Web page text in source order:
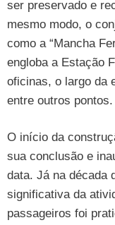
ser preservado e
mesmo modo, o
como a “Mancha
engloba a Estação
oficinas, o largo da
entre outros pontos.
O início da
sua conclusão e
data. Já na década
significativa da
passageiros foi